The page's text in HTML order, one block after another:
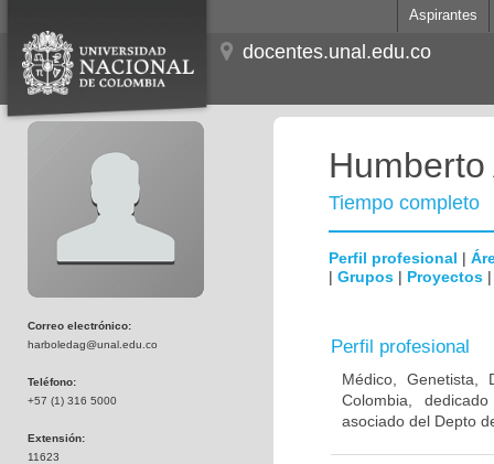
Aspirantes
docentes.unal.edu.co
Correo electrónico:
harboledag@unal.edu.co
Teléfono:
+57 (1) 316 5000
Extensión:
11623
Tiempo completo
Perfil profesional |
| Grupos | Proyectos
Perfil profesional
Médico, Genetista,
Colombia,
asociado del Depto